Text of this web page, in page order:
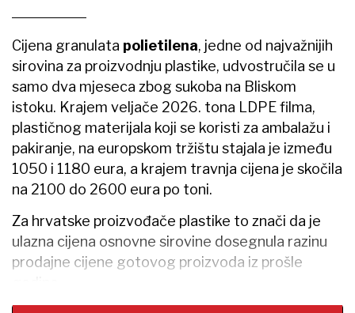
Cijena granulata polietilena, jedne od najvažnijih
sirovina za proizvodnju plastike, udvostručila se u
samo dva mjeseca zbog sukoba na Bliskom
istoku. Krajem veljače 2026. tona LDPE filma,
plastičnog materijala koji se koristi za ambalažu i
pakiranje, na europskom tržištu stajala je između
1050 i 1180 eura, a krajem travnja cijena je skočila
na 2100 do 2600 eura po toni.
Za hrvatske proizvođače plastike to znači da je
ulazna cijena osnovne sirovine dosegnula razinu
prodajne cijene gotovog proizvoda iz prošle